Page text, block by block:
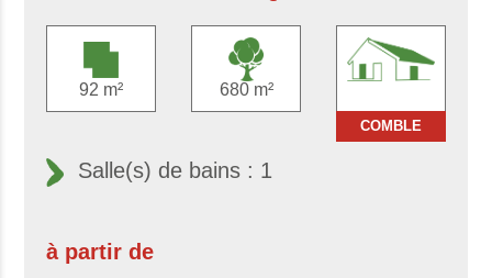
92 m² 680 m²
COMBLE
Salle(s) de bains : 1
à partir de